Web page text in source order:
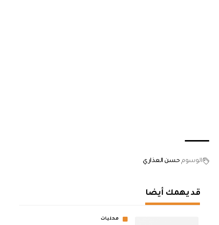
الوسوم حسن العذاري
قد يهمك أيضا
محليات